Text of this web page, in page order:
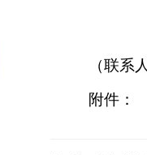
（联系
附件：